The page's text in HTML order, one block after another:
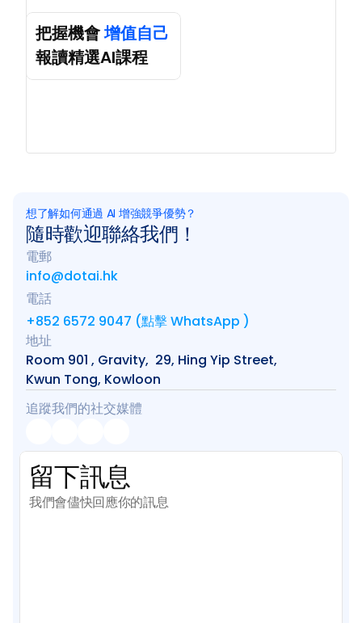
把握機會 增值自己
報讀精選AI課程
想了解如何通過 AI 增強競爭優勢？
隨時歡迎聯絡我們！
電郵
info@dotai.hk
電話
+852 6572 9047 (點擊 WhatsApp )
地址
Room 901 , Gravity,  29, Hing Yip Street,
Kwun Tong, Kowloon
追蹤我們的社交媒體
留下訊息
我們會儘快回應你的訊息